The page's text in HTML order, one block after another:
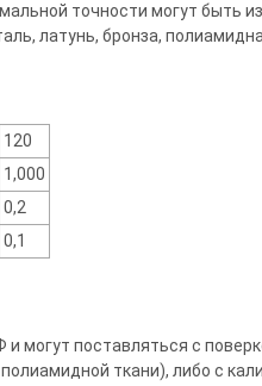
точности могут быть
латунь, бронза,
120
1,000
0,2
0,1
могут поставляться с
ткани), либо с